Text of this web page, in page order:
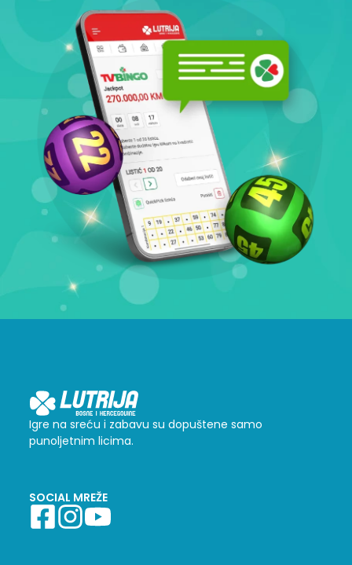
Igre na sreću i zabavu su dopuštene samo
punoljetnim licima.
SOCIAL MREŽE